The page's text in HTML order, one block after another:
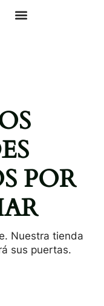
POR
Nuestra tienda
sus puertas.